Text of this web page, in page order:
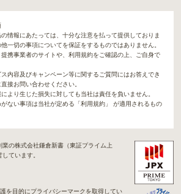
情報にあたっては、十分な注意を払って提供しておりま
一切の事項についてを保証をするものではありません。
携事業者のサイトや、利用規約をご確認の上、ご自身で
内容及びキャンペーン等に関するご質問にはお答えでき
接お問い合わせください。
より生じた損失に対しても当社は責任を負いません。
ない事項は当社が定める「利用規約」 が適用されるもの
業の株式会社鎌倉新書（東証プライム上
ています。
を目的にプライバシーマークを取得してい